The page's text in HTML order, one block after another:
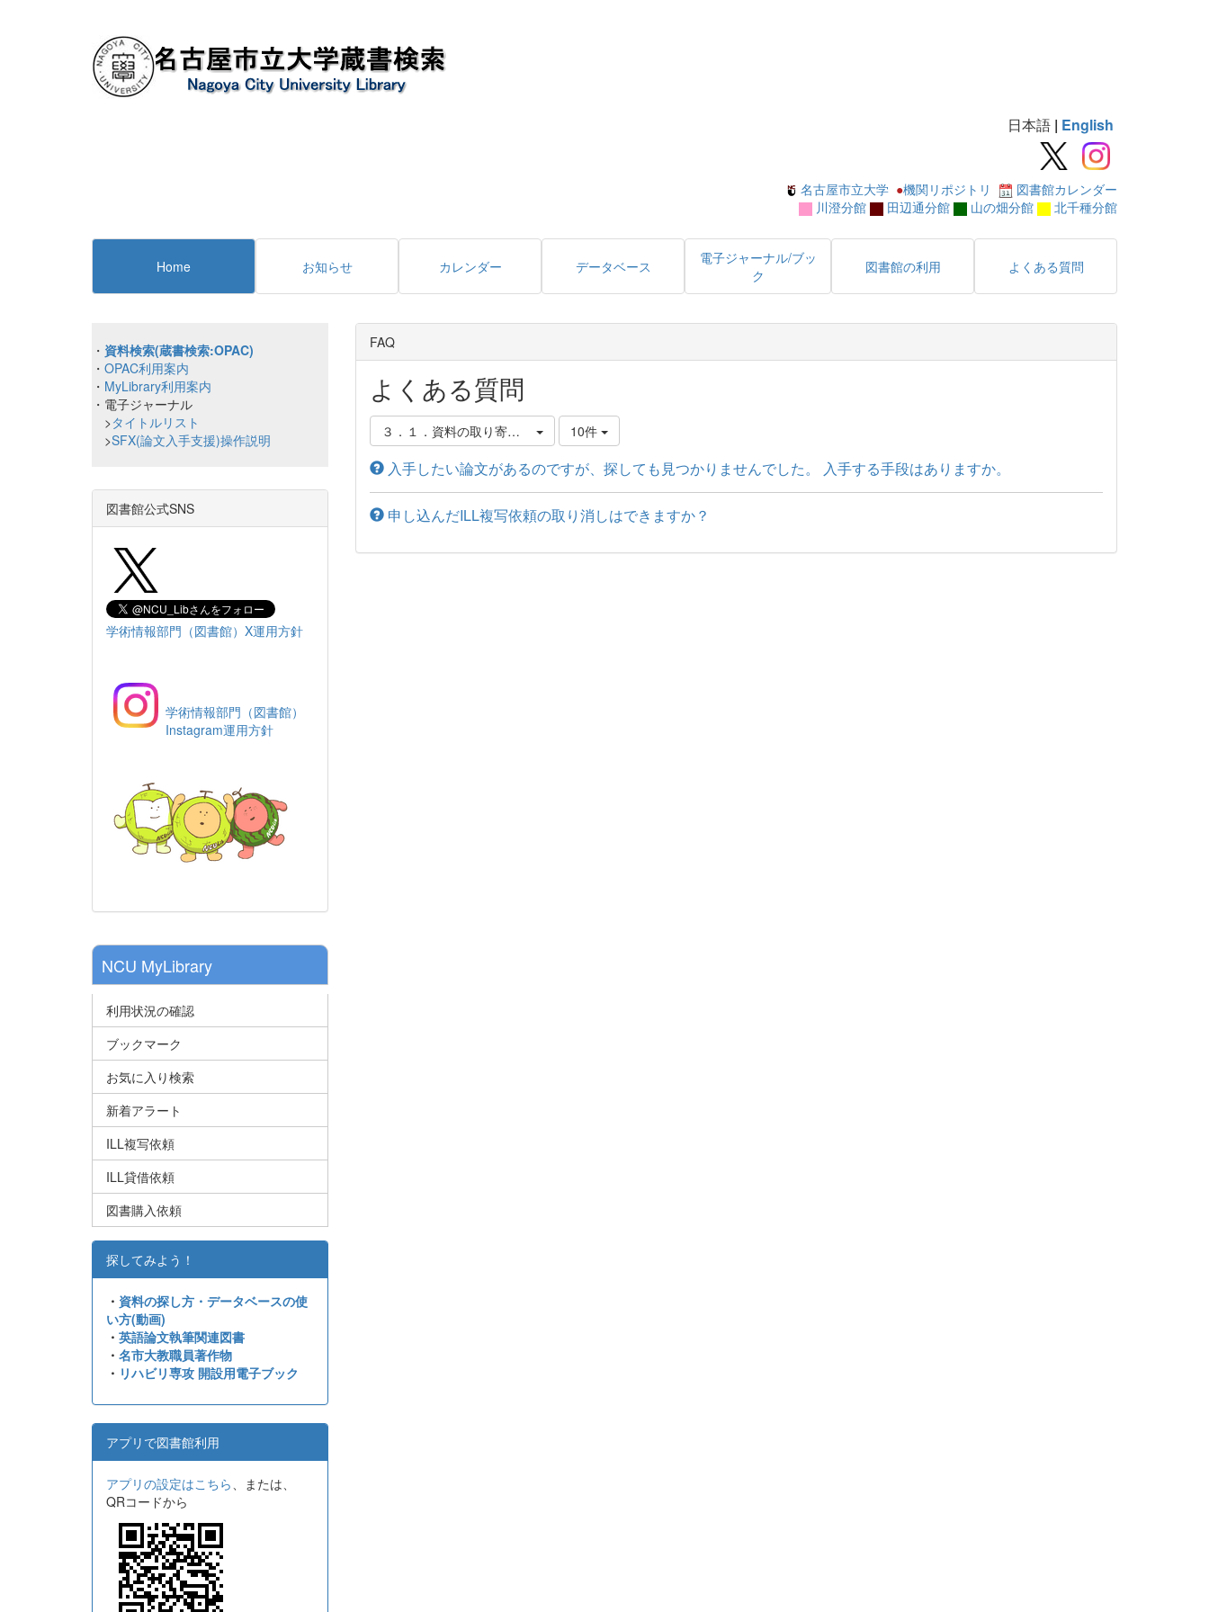
日本語 | English
名古屋市立大学 ●機関リポジトリ
図書館カレンダー
川澄分館
田辺通分館 山の畑分館 北千種分館
Home お知らせ カレンダー データベース
電子ジャーナル/ブッ
ク
図書館の利用 よくある質問
FAQ
よくある質問
３．１．資料の取り寄せ方 10件
入手したい論文があるのですが、探しても見つかりませんでした。 入手する手段はありますか。
申し込んだILL複写依頼の取り消しはできますか？
・ 資料検索(蔵書検索:OPAC)
・ OPAC利用案内
・ MyLibrary利用案内
・電子ジャーナル
>タイトルリスト
>SFX(論文入手支援)操作説明
図書館公式SNS
学術情報部門（図書館）X運用方針
学術情報部門（図書館）
Instagram運用方針
NCU MyLibrary
利用状況の確認
ブックマーク
お気に入り検索
新着アラート
ILL複写依頼
ILL貸借依頼
図書購入依頼
探してみよう！
・ 資料の探し方・データベースの使
い方(動画)
・ 英語論文執筆関連図書
・ 名市大教職員著作物
・ リハビリ専攻 開設用電子ブック
アプリで図書館利用
アプリの設定はこちら、または、
QRコードから